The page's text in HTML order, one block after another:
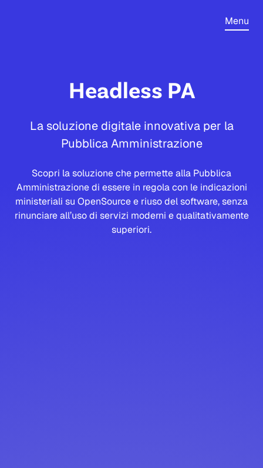
Menu
Headless PA
La soluzione digitale innovativa per la
Pubblica Amministrazione
Scopri la soluzione che permette alla Pubblica
Amministrazione di essere in regola con le indicazioni
ministeriali su OpenSource e riuso del software, senza
rinunciare all’uso di servizi moderni e qualitativamente
superiori.